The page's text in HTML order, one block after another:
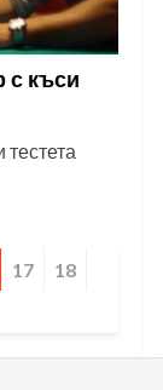
с къси
тестета
17
18